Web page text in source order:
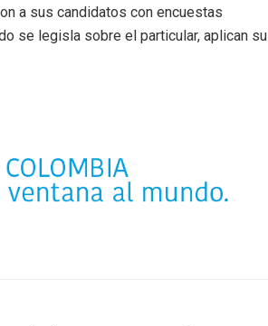
a sus candidatos con encuestas
se legisla sobre el particular, aplican su